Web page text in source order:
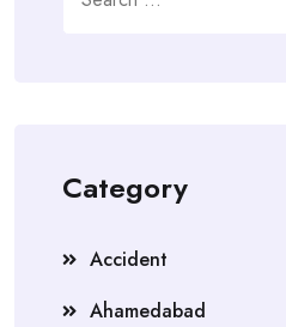
Category
Accident
Ahamedabad